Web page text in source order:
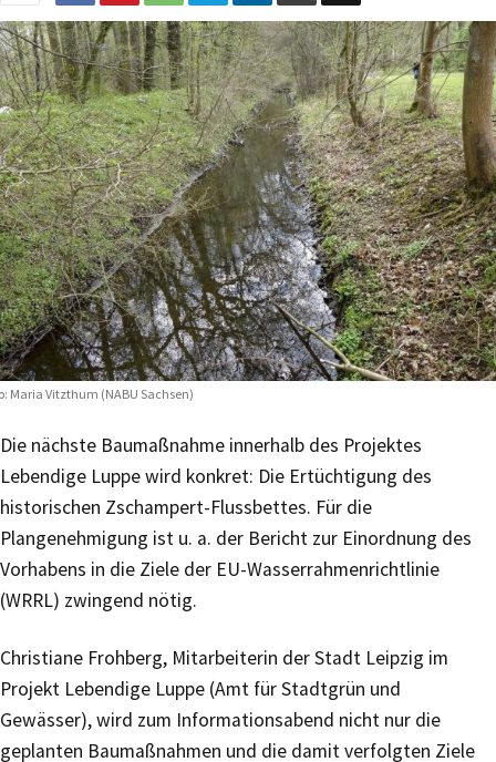
Maria Vitzthum (NABU Sachsen)
Die nächste Baumaßnahme innerhalb des Projektes
Lebendige Luppe wird konkret: Die Ertüchtigung des
historischen Zschampert-Flussbettes. Für die
Plangenehmigung ist u. a. der Bericht zur Einordnung des
Vorhabens in die Ziele der EU-Wasserrahmenrichtlinie
(WRRL) zwingend nötig.
Christiane Frohberg, Mitarbeiterin der Stadt Leipzig im
Projekt Lebendige Luppe (Amt für Stadtgrün und
Gewässer), wird zum Informationsabend nicht nur die
geplanten Baumaßnahmen und die damit verfolgten Ziele